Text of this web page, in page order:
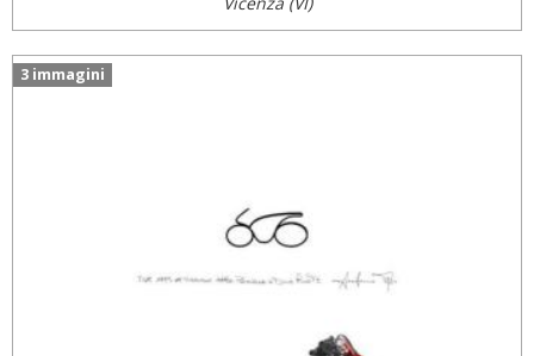
3 immagini